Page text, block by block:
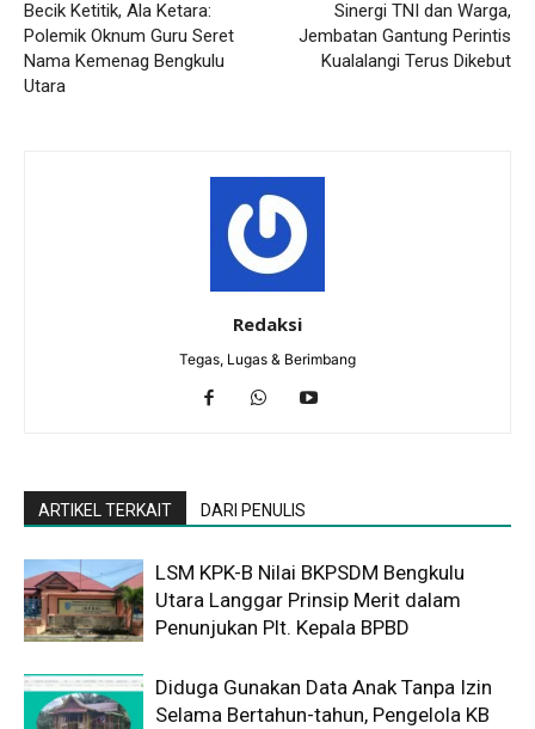
Becik Ketitik, Ala Ketara:
Polemik Oknum Guru Seret
Nama Kemenag Bengkulu
Utara
Sinergi TNI dan Warga,
Jembatan Gantung Perintis
Kualalangi Terus Dikebut
Redaksi
Tegas, Lugas & Berimbang
ARTIKEL TERKAIT DARI PENULIS
LSM KPK-B Nilai BKPSDM Bengkulu
Utara Langgar Prinsip Merit dalam
Penunjukan Plt. Kepala BPBD
Diduga Gunakan Data Anak Tanpa Izin
Selama Bertahun-tahun, Pengelola KB